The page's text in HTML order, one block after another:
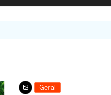
Geral